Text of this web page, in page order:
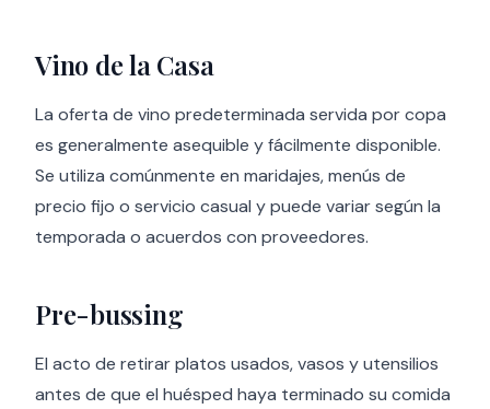
Vino de la Casa
La oferta de vino predeterminada servida por copa
es generalmente asequible y fácilmente disponible.
Se utiliza comúnmente en maridajes, menús de
precio fijo o servicio casual y puede variar según la
temporada o acuerdos con proveedores.
Pre-bussing
El acto de retirar platos usados, vasos y utensilios
antes de que el huésped haya terminado su comida